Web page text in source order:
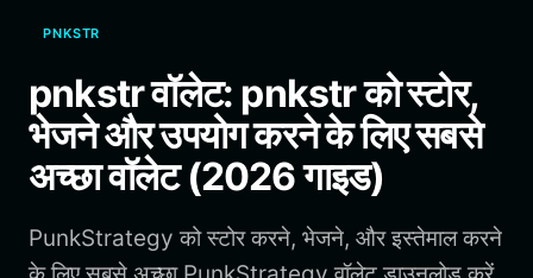
繁體中文
Português (Portugal)
Bahasa Indonesia
ภาษาไทย
Português (Brasil)
Español (Argentina)
PNKSTR
pnkstr वॉलेट: pnkstr को स्टोर,
भेजने और उपयोग करने के लिए सबसे
अच्छा वॉलेट (2026 गाइड)
PunkStrategy को स्टोर करने, भेजने, और इस्तेमाल करने